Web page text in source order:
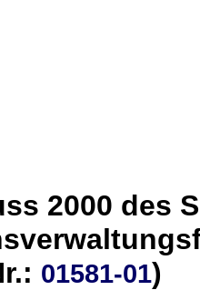
2000 des
01581-01)